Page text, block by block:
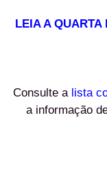
LEIA A QUARTA
Consulte a lista
a informação